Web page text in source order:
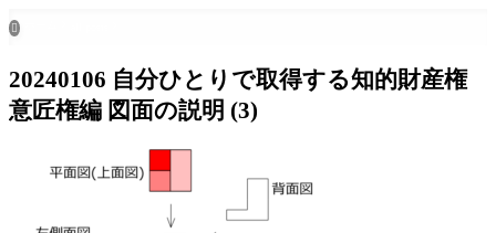

20240106 自分ひとりで取得する知的財産権
意匠権編 図面の説明 (3)